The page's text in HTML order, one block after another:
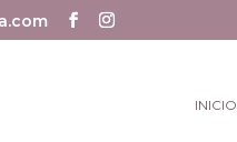
INICIO